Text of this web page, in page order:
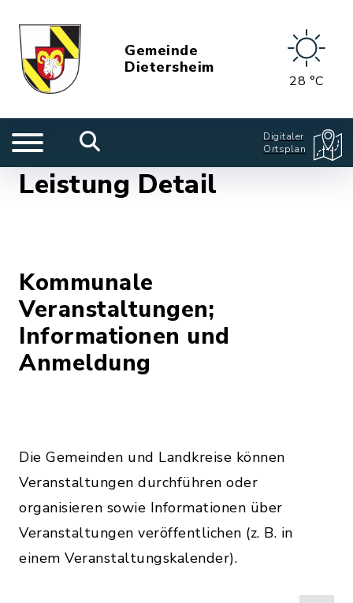
Gemeinde
Dietersheim
28 °C
Digitaler
Ortsplan
Leistung Detail
Kommunale
Veranstaltungen;
Informationen und
Anmeldung
Die Gemeinden und Landkreise können
Veranstaltungen durchführen oder
organisieren sowie Informationen über
Veranstaltungen veröffentlichen (z. B. in
einem Veranstaltungskalender).